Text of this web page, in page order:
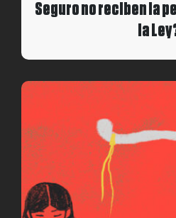
Seguro no reciben la
la